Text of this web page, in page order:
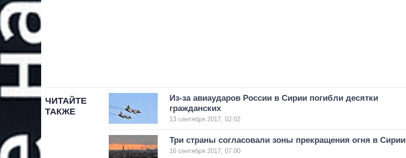
ЧИТАЙТЕ
ТАКЖЕ
Из-за авиаударов России в Сирии погибли десятки
гражданских
13 сентября 2017, 02:02
Три страны согласовали зоны прекращения огня в Сирии
16 сентября 2017, 07:00